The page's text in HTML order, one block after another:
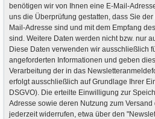
benötigen wir von Ihnen eine E-Mail-
uns die Überprüfung gestatten, dass Sie
Mail-Adresse sind und mit dem Empfang
sind. Weitere Daten werden nicht bzw. nur
Diese Daten verwenden wir ausschließlich
angeforderten Informationen und geben
Verarbeitung der in das
erfolgt ausschließlich auf Grundlage Ihrer
DSGVO). Die erteilte Einwilligung zur
Adresse sowie deren Nutzung zum
jederzeit widerrufen, etwa über den